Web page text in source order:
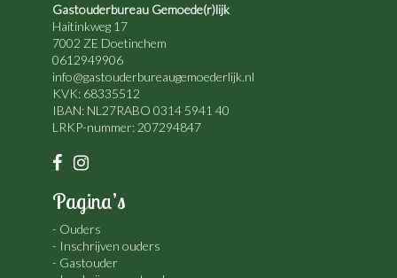
Gastouderbureau Gemoede(r)lijk
Haitinkweg 17
7002 ZE Doetinchem
0612949906
info@gastouderbureaugemoederlijk.nl
KVK: 68335512
IBAN: NL27RABO 0314 5941 40
LRKP-nummer: 207294847
Pagina’s
Ouders
Inschrijven ouders
Gastouder